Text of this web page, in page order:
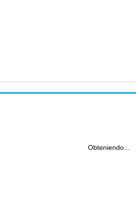
Obteniendo...